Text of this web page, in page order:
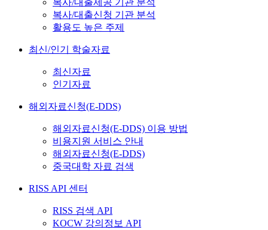
복사/대출제공 기관 분석
복사/대출신청 기관 분석
활용도 높은 주제
최신/인기 학술자료
최신자료
인기자료
해외자료신청(E-DDS)
해외자료신청(E-DDS) 이용 방법
비용지원 서비스 안내
해외자료신청(E-DDS)
중국대학 자료 검색
RISS API 센터
RISS 검색 API
KOCW 강의정보 API